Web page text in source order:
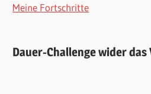
Meine Fortschritte
Dauer-Challenge wider das